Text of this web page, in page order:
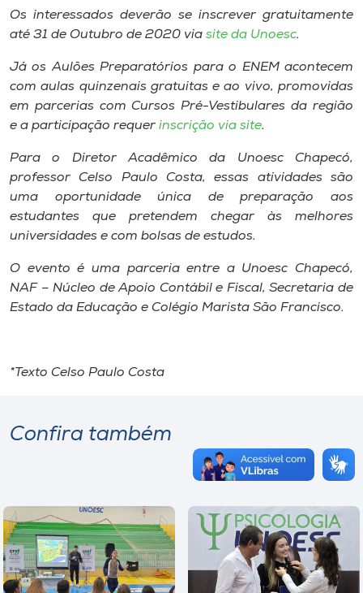
Os interessados deverão se inscrever gratuitamente
até 31 de Outubro de 2020 via site da Unoesc.
Já os Aulões Preparatórios para o ENEM acontecem
com aulas quinzenais gratuitas e ao vivo, promovidas
em parcerias com Cursos Pré-Vestibulares da região
e a participação requer inscrição via site.
Para o Diretor Acadêmico da Unoesc Chapecó,
professor Celso Paulo Costa, essas atividades são
uma oportunidade única de preparação aos
estudantes que pretendem chegar às melhores
universidades e com bolsas de estudos.
O evento é uma parceria entre a Unoesc Chapecó,
NAF – Núcleo de Apoio Contábil e Fiscal, Secretaria de
Estado da Educação e Colégio Marista São Francisco.
*Texto Celso Paulo Costa
Confira também